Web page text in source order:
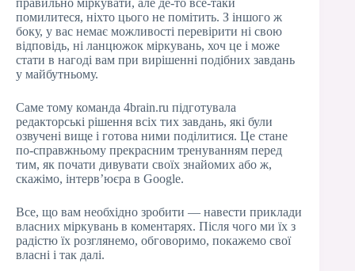
правильно міркувати, але де-то все-таки
помилитеся, ніхто цього не помітить. З іншого ж
боку, у вас немає можливості перевірити ні свою
відповідь, ні ланцюжок міркувань, хоч це і може
стати в нагоді вам при вирішенні подібних завдань
у майбутньому.
Саме тому команда 4brain.ru підготувала
редакторські рішення всіх тих завдань, які були
озвучені вище і готова ними поділитися. Це стане
по-справжньому прекрасним тренуванням перед
тим, як почати дивувати своїх знайомих або ж,
скажімо, інтерв’юєра в Google.
Все, що вам необхідно зробити — навести приклади
власних міркувань в коментарях. Після чого ми їх з
радістю їх розглянемо, обговоримо, покажемо свої
власні і так далі.